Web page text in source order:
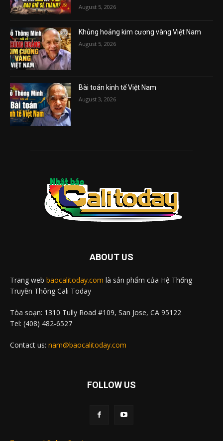
August 5, 2026
Khủng hoảng kim cương vàng Việt Nam
August 5, 2026
Bài toán kinh tế Việt Nam
August 3, 2026
ABOUT US
Trang web baocalitoday.com là sản phẩm của Hệ Thống
Truyền Thông Cali Today
Tòa soạn: 1310 Tully Road #109, San Jose, CA 95122
Tel: (408) 482-6527
Contact us: nam@baocalitoday.com
FOLLOW US